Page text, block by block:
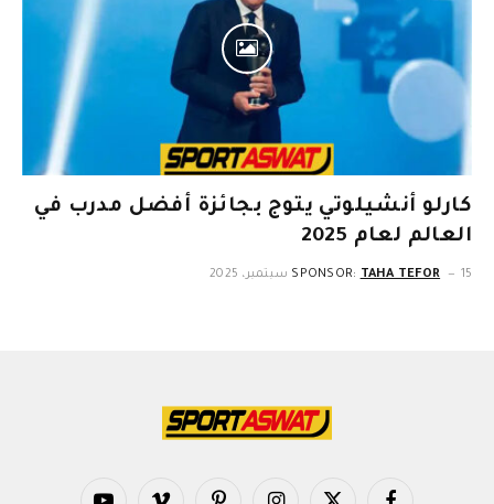
كارلو أنشيلوتي يتوج بجائزة أفضل مدرب في
العالم لعام 2025
SPONSOR: TAHA TEFOR 15 سبتمبر، 2025